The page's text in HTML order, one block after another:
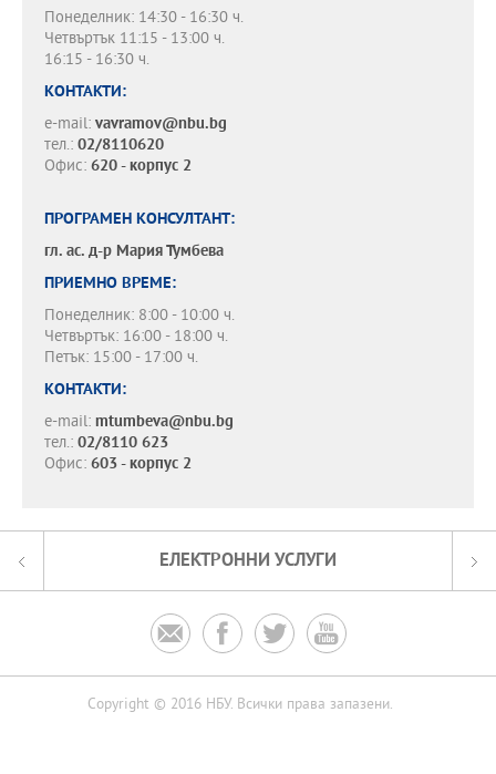
Понеделник: 14:30 - 16:30 ч.
Четвъртък 11:15 - 13:00 ч.
16:15 - 16:30 ч.
КОНТАКТИ:
e-mail: vavramov@nbu.bg
тел.: 02/8110620
Офис: 620 - корпус 2
ПРОГРАМЕН КОНСУЛТАНТ:
гл. ас. д-р Мария Тумбева
ПРИЕМНО ВРЕМЕ:
Понеделник: 8:00 - 10:00 ч.
Четвъртък: 16:00 - 18:00 ч.
Петък: 15:00 - 17:00 ч.
КОНТАКТИ:
e-mail: mtumbeva@nbu.bg
тел.: 02/8110 623
Офис: 603 - корпус 2
ЕЛЕКТРОННИ УСЛУГИ
   
Copyright © 2016 НБУ. Всички права запазени.